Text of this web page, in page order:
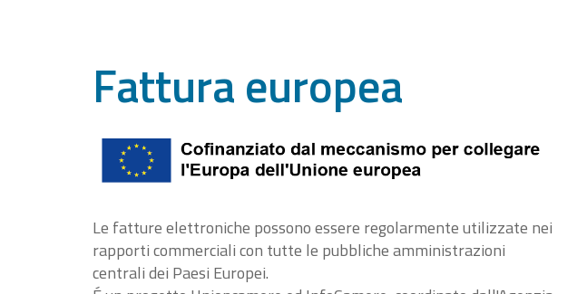
Fattura europea
Le fatture elettroniche possono essere regolarmente utilizzate nei
rapporti commerciali con tutte le pubbliche amministrazioni
centrali dei Paesi Europei.